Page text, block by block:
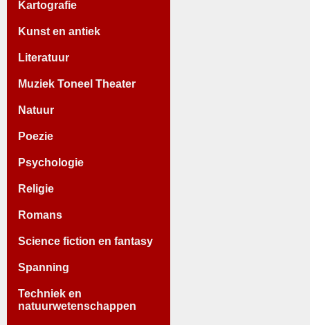
Kartografie
Kunst en antiek
Literatuur
Muziek Toneel Theater
Natuur
Poezie
Psychologie
Religie
Romans
Science fiction en fantasy
Spanning
Techniek en
natuurwetenschappen